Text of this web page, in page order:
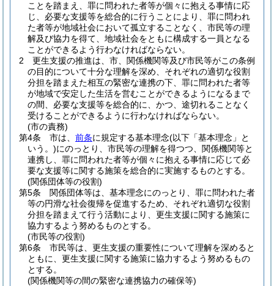
ことを踏まえ、罪に問われた者等が個々に抱える事情に応
じ、必要な支援等を総合的に行うことにより、罪に問われ
た者等が地域社会において孤立することなく、市民等の理
解及び協力を得て、地域社会をともに構成する一員となる
ことができるよう行わなければならない。
2
更生支援の推進は、市、関係機関等及び市民等がこの条例
の目的について十分な理解を深め、それぞれの適切な役割
分担を踏まえた相互の緊密な連携の下、罪に問われた者等
が地域で安定した生活を営むことができるようになるまで
の間、必要な支援等を総合的に、かつ、途切れることなく
受けることができるように行わなければならない。
(市の責務)
第4条
市は、 前条に規定する基本理念(以下「基本理念」と
いう。)にのっとり、市民等の理解を得つつ、関係機関等と
連携し、罪に問われた者等が個々に抱える事情に応じて必
要な支援等に関する施策を総合的に実施するものとする。
(関係団体等の役割)
第5条
関係団体等は、基本理念にのっとり、罪に問われた者
等の円滑な社会復帰を促進するため、それぞれ適切な役割
分担を踏まえて行う活動により、更生支援に関する施策に
協力するよう努めるものとする。
(市民等の役割)
第6条
市民等は、更生支援の重要性について理解を深めると
ともに、更生支援に関する施策に協力するよう努めるもの
とする。
(関係機関等の間の緊密な連携協力の確保等)